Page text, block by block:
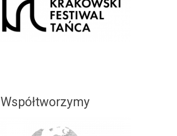
Współtworzymy